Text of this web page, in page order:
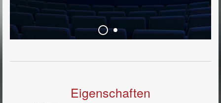
Tener 3D 2,2
Tener 3D 2,4
Repro LS
Eigenschaften